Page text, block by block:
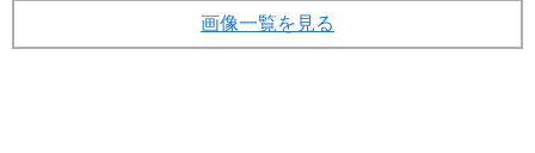
画像一覧を見る